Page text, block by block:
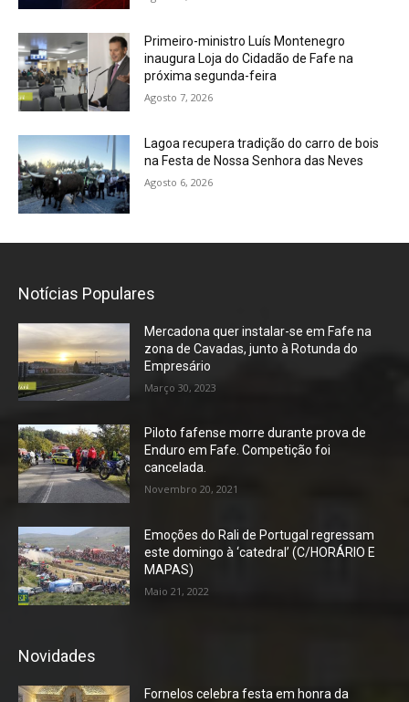
Primeiro-ministro Luís Montenegro
inaugura Loja do Cidadão de Fafe na
próxima segunda-feira
Agosto 7, 2026
Lagoa recupera tradição do carro de bois
na Festa de Nossa Senhora das Neves
Agosto 6, 2026
Notícias Populares
Mercadona quer instalar-se em Fafe na
zona de Cavadas, junto à Rotunda do
Empresário
Março 30, 2023
Piloto fafense morre durante prova de
Enduro em Fafe. Competição foi
cancelada.
Novembro 20, 2021
Emoções do Rali de Portugal regressam
este domingo à ‘catedral’ (C/HORÁRIO E
MAPAS)
Maio 21, 2022
Novidades
Fornelos celebra festa em honra da